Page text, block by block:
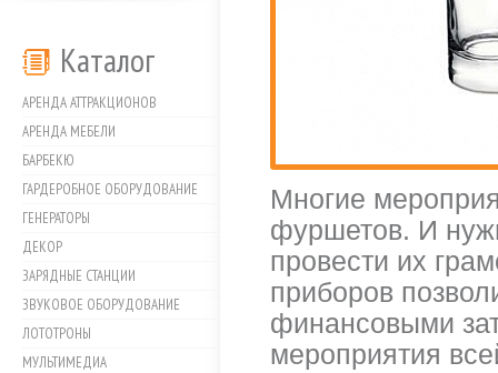
Каталог
АРЕНДА АТТРАКЦИОНОВ
АРЕНДА МЕБЕЛИ
БАРБЕКЮ
ГАРДЕРОБНОЕ ОБОРУДОВАНИЕ
ГЕНЕРАТОРЫ
ДЕКОР
ЗАРЯДНЫЕ СТАНЦИИ
ЗВУКОВОЕ ОБОРУДОВАНИЕ
ЛОТОТРОНЫ
МУЛЬТИМЕДИА
Многие
фуршетов. И
провести их
приборов
финансовыми
мероприятия